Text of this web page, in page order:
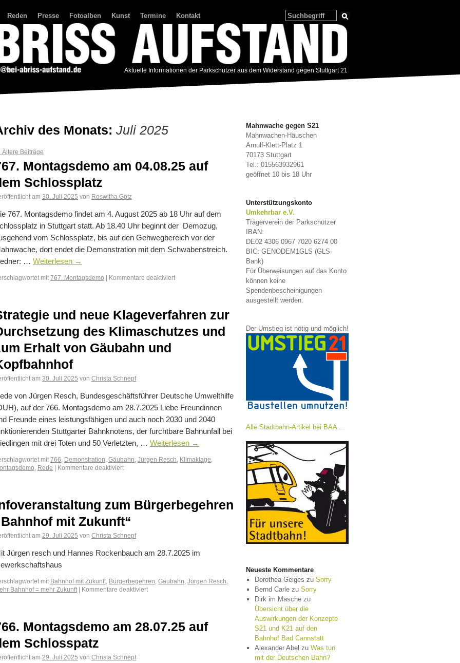
Reden Presse Fotoalben Kunst Termine Kontakt
Aktuelle Informationen der Parkschützer aus dem Widerstand gegen Stuttgart 21
des Monats: Juli 2025
Ältere Beiträge
Montagsdemo am 04.08.25 auf
Schlossplatz
am 30. Juli 2025 von Roswitha Götz
767. Montagsdemo findet am 4. August 2025 ab 18 Uhr auf dem
in Stuttgart statt. Ab 18.40 Uhr beginnt der Demozug,
vom Schlossplatz, bis auf den Gehwegbereich vor der
dort endet die Demonstration mit dem Schwabenstreich.
… Weiterlesen →
mit 767. Montagsdemo | Kommentare deaktiviert
und neue Klageverfahren zur
des Klimaschutzes und
Erhalt von Gäubahn und
am 30. Juli 2025 von Christa Schnepf
von Jürgen Resch, Bundesgeschäftsführer Deutsche Umwelthilfe
auf der 766. Montagsdemo am 28.7.2025 Liebe Freundinnen
Freunde eines leistungsfähigen und auch noch 2030 und 2040
Stuttgarter Bahnknotens, der furchtbare Bahnunfall bei
mit drei Toten und 50 Verletzten, … Weiterlesen →
mit 766 Demonstration Gäubahn Jürgen Resch Klimaklage
Rede | Kommentare deaktiviert
zum Bürgerbegehren
mit Zukunft“
am 29. Juli 2025 von Christa Schnepf
Jürgen resch und Hannes Rockenbauch am 28.7.2025 im
mit Bahnhof mit Zukunft Bürgerbegehren Gäubahn Jürgen Resch
Bahnhof = mehr Zukunft | Kommentare deaktiviert
Montagsdemo am 28.07.25 auf
Schlosspatz
am 29. Juli 2025 von Christa Schnepf
Mahnwache gegen S21
Mahnwachen-Häuschen
Arnulf-Klett-Platz 1
70173 Stuttgart
Tel.: 015563932961
geöffnet 10 bis 18 Uhr
Unterstützungskonto
Umkehrbar e.V.
Trägerverein der Parkschützer
IBAN:
DE02 4306 0967 7020 6274 00
BIC: GENODEM1GLS (GLS-
Bank)
Für Überweisungen auf das Konto
können keine
Spendenbescheinigungen
ausgestellt werden.
Der Umstieg ist nötig und möglich!
Alle Stadtbahn-Artikel bei BAA ...
Neueste Kommentare
Dorothea Geiges zu Sorry
Bernd Carlezu Sorry
Dirk im Maschezu
Übersicht über die
Auswirkungen der Konzepte
S21 und K21 auf den
Bahnhof Bad Cannstatt
Alexander Abel zu Was tun
mit der Deutschen Bahn?